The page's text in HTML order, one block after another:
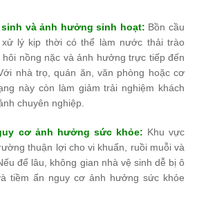
sinh và ảnh hưởng sinh hoạt: Bồn cầu
lý kịp thời có thể làm nước thải trào
nồng nặc và ảnh hưởng trực tiếp đến
nhà trọ, quán ăn, văn phòng hoặc cơ
này còn làm giảm trải nghiệm khách
chuyên nghiệp.
cơ ảnh hưởng sức khỏe: Khu vực
thuận lợi cho vi khuẩn, ruồi muỗi và
để lâu, không gian nhà vệ sinh dễ bị ô
tiềm ẩn nguy cơ ảnh hưởng sức khỏe